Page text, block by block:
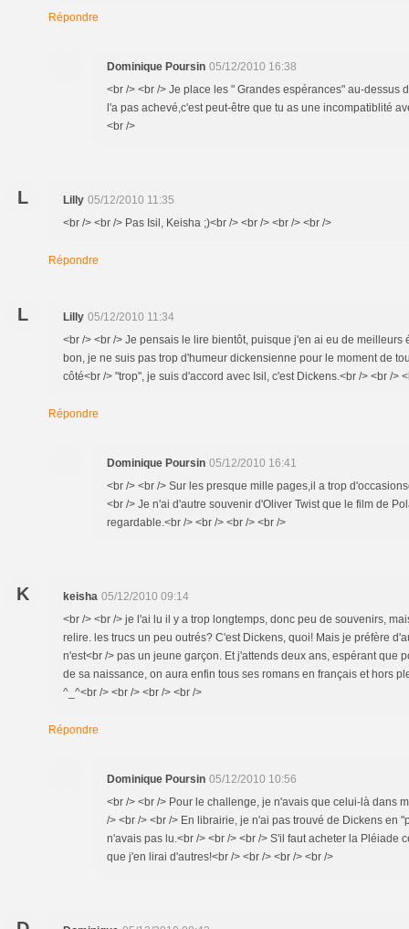
Répondre
Dominique Poursin 05/12/2010 16:38
<br /> <br /> Je place les " Grandes espérances" au-dessus
l'a pas achevé,c'est peut-être que tu as une incompatiblité
<br />
L Lilly 05/12/2010 11:35
<br /> <br /> Pas Isil, Keisha ;)<br /> <br /> <br /> <br />
Répondre
L Lilly 05/12/2010 11:34
<br /> <br /> Je pensais le lire bientôt, puisque j'en ai eu de meilleurs
bon, je ne suis pas trop d'humeur dickensienne pour le moment de
côté<br /> "trop", je suis d'accord avec Isil, c'est Dickens.<br /> <br />
Répondre
Dominique Poursin 05/12/2010 16:41
<br /> <br /> Sur les presque mille pages,il a trop
<br /> Je n'ai d'autre souvenir d'Oliver Twist que le film de
regardable.<br /> <br /> <br /> <br />
K keisha 05/12/2010 09:14
<br /> <br /> je l'ai lu il y a trop longtemps, donc peu de souvenirs,
relire. les trucs un peu outrés? C'est Dickens, quoi! Mais je préfère
n'est<br /> pas un jeune garçon. Et j'attends deux ans, espérant que
de sa naissance, on aura enfin tous ses romans en français et hors
^_^<br /> <br /> <br /> <br />
Répondre
Dominique Poursin 05/12/2010 10:56
<br /> <br /> Pour le challenge, je n'avais que celui-là dans
/> <br /> <br /> En librairie, je n'ai pas trouvé de Dickens en
n'avais pas lu.<br /> <br /> <br /> S'il faut acheter la Pléiade
que j'en lirai d'autres!<br /> <br /> <br /> <br />